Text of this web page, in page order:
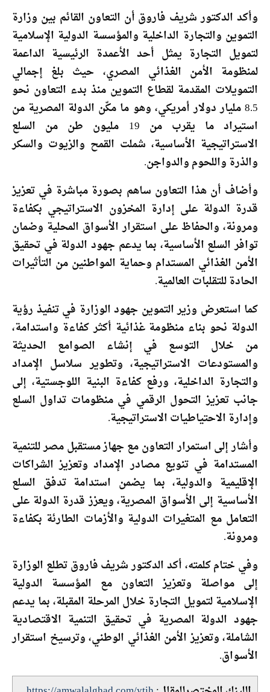
وأكد الدكتور شريف فاروق أن التعاون القائم بين وزارة
التموين والتجارة الداخلية والمؤسسة الدولية الإسلامية
لتمويل التجارة يمثل أحد الأعمدة الرئيسية الداعمة
لمنظومة الأمن الغذائي المصري، حيث بلغ إجمالي
التمويلات المقدمة لقطاع التموين منذ بدء التعاون نحو
8.5 مليار دولار أمريكي، وهو ما مكّن الدولة المصرية من
استيراد ما يقرب من 19 مليون طن من السلع
الاستراتيجية الأساسية، شملت القمح والزيوت والسكر
والذرة واللحوم والدواجن.
وأضاف أن هذا التعاون ساهم بصورة مباشرة في تعزيز
قدرة الدولة على إدارة المخزون الاستراتيجي بكفاءة
ومرونة، والحفاظ على استقرار الأسواق المحلية وضمان
توافر السلع الأساسية، بما يدعم جهود الدولة في تحقيق
الأمن الغذائي المستدام وحماية المواطنين من التأثيرات
الحادة للتقلبات العالمية.
كما استعرض وزير التموين جهود الوزارة في تنفيذ رؤية
الدولة نحو بناء منظومة غذائية أكثر كفاءة واستدامة،
من خلال التوسع في إنشاء الصوامع الحديثة
والمستودعات الاستراتيجية، وتطوير سلاسل الإمداد
والتجارة الداخلية، ورفع كفاءة البنية اللوجستية، إلى
جانب تعزيز التحول الرقمي في منظومات تداول السلع
وإدارة الاحتياطيات الاستراتيجية.
وأشار إلى استمرار التعاون مع جهاز مستقبل مصر للتنمية
المستدامة في تنويع مصادر الإمداد وتعزيز الشراكات
الإقليمية والدولية، بما يضمن استدامة تدفق السلع
الأساسية إلى الأسواق المصرية، ويعزز قدرة الدولة على
التعامل مع المتغيرات الدولية والأزمات الطارئة بكفاءة
ومرونة.
وفي ختام كلمته، أكد الدكتور شريف فاروق تطلع الوزارة
إلى مواصلة وتعزيز التعاون مع المؤسسة الدولية
الإسلامية لتمويل التجارة خلال المرحلة المقبلة، بما يدعم
جهود الدولة المصرية في تحقيق التنمية الاقتصادية
الشاملة، وتعزيز الأمن الغذائي الوطني، وترسيخ استقرار
الأسواق.